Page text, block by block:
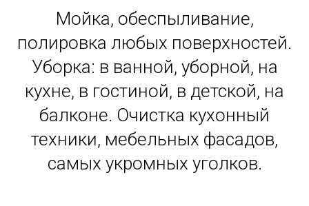
Мойка, обеспыливание,
полировка любых поверхностей.
Уборка: в ванной, уборной, на
кухне, в гостиной, в детской, на
балконе. Очистка кухонный
техники, мебельных фасадов,
самых укромных уголков.